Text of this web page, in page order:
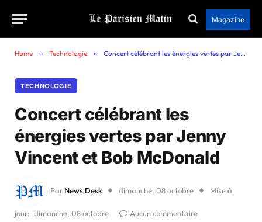
Magazine
Home » Technologie » Concert célébrant les énergies vertes par Jenny Vincent et Bob McDonald
TECHNOLOGIE
Concert célébrant les
énergies vertes par Jenny
Vincent et Bob McDonald
Par News Desk dimanche, 08 octobre Mise à
jour: dimanche, 08 octobre
Aucun commentaire